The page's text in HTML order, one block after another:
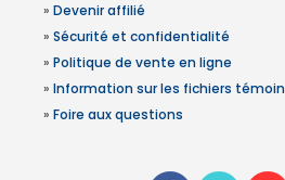
» Devenir affilié
» Sécurité et confidentialité
» Politique de vente en ligne
» Information sur les fichiers
» Foire aux questions